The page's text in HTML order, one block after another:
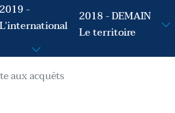
2019 -
L’international
2018 - DEMAIN
Le territoire
aux acquêts